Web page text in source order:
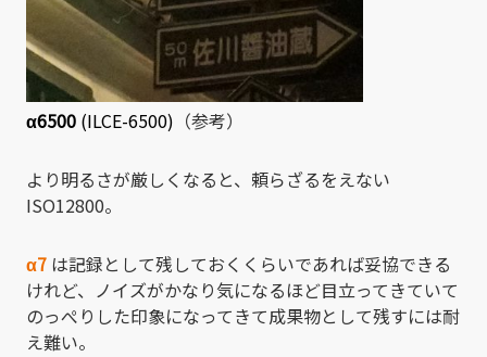
α6500 (ILCE-6500) （参考）
より明るさが厳しくなると、頼らざるをえない
ISO12800。
α7 は記録として残しておくくらいであれば妥協できる
けれど、ノイズがかなり気になるほど目立ってきていて
のっぺりした印象になってきて成果物として残すには耐
え難い。